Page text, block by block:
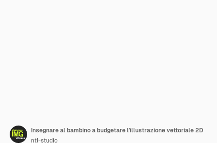
Insegnare al bambino a budgetare l'illustrazione vettoriale 2D
ntl-studio